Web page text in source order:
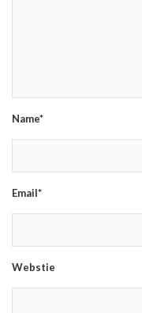
Name*
Email*
Webstie